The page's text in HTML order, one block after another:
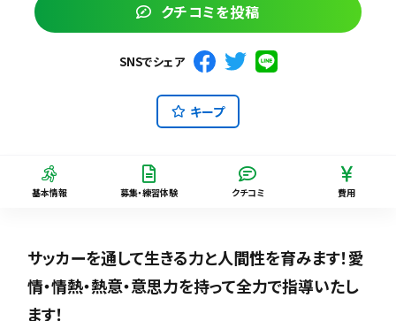
クチコミを投稿
SNSでシェア
キープ
基本情報 募集・練習体験 クチコミ 費用
サッカーを通して生きる力と人間性を育みます！愛
情・情熱・熱意・意思力を持って全力で指導いたし
ます！